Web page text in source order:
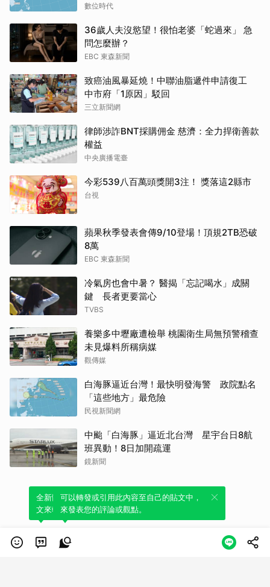
數位時代
36歲人夫沒慾望！很怕老婆「蛇過來」 急
問怎麼辦？
EBC 東森新聞
致癌油風暴延燒！中聯油脂遞件申請復工
中市府「1原因」駁回
三立新聞網
律師涉詐BNT採購佣金 慈濟：全力捍衛善款
權益
中央廣播電臺
今彩539八百萬頭獎開3注！ 獎落這2縣市
台視
蘋果秋季發表會傳9/10登場！頂規2TB恐破
8萬
EBC 東森新聞
冷氣房也會中暑？ 醫揭「忘記喝水」成關
鍵 長者更要當心
TVBS
養樂多中壢廠遭檢舉 桃園衛生局無預警稽查
未見爆料所稱病媒
觀傳媒
白海豚逼近台灣！最快明發海警 政院點名
「這些地方」最危險
民視新聞網
中颱「白海豚」逼近北台灣 星宇台日8航
班異動！8日加開疏運
鏡新聞
全新體驗！一鍵引用此內容，透過發布貼
文來輕鬆表達個人立場。
可以轉發或引用此內容至自己的貼文中，
來發表您的評論或觀點。